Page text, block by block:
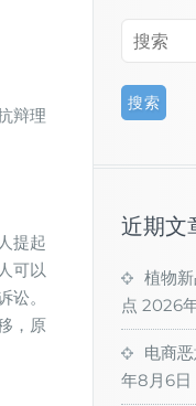
辩理
提起
可以
。
，原
近期文
植物
点 2026
电商
年8月6日